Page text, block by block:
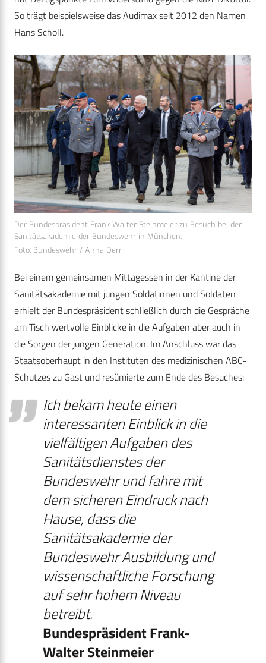
So trägt beispielsweise das Audimax seit 2012 den Namen
Hans Scholl.
Der Bundespräsident Frank Walter Steinmeier zu Besuch bei der
Sanitätsakademie der Bundeswehr in München.
Foto: Bundeswehr / Anna Derr
Bei einem gemeinsamen Mittagessen in der Kantine der
Sanitätsakademie mit jungen Soldatinnen und Soldaten
erhielt der Bundespräsident schließlich durch die Gespräche
am Tisch wertvolle Einblicke in die Aufgaben aber auch in
die Sorgen der jungen Generation. Im Anschluss war das
Staatsoberhaupt in den Instituten des medizinischen ABC-
Schutzes zu Gast und resümierte zum Ende des Besuches:
Ich bekam heute einen
interessanten Einblick in die
vielfältigen Aufgaben des
Sanitätsdienstes der
Bundeswehr und fahre mit
dem sicheren Eindruck nach
Hause, dass die
Sanitätsakademie der
Bundeswehr Ausbildung und
wissenschaftliche Forschung
auf sehr hohem Niveau
betreibt.
Bundespräsident Frank-
Walter Steinmeier